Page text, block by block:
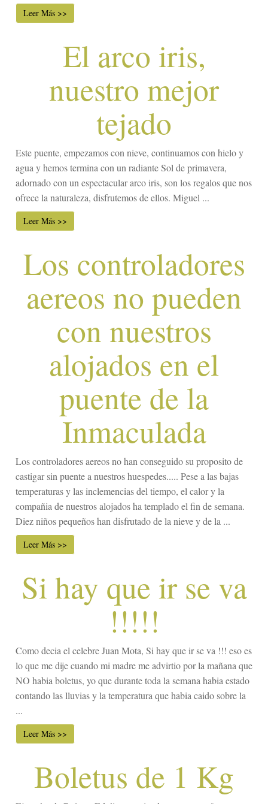
Leer Más >>
El arco iris,
nuestro mejor
tejado
Este puente, empezamos con nieve, continuamos con hielo y
agua y hemos termina con un radiante Sol de primavera,
adornado con un espectacular arco iris, son los regalos que nos
ofrece la naturaleza, disfrutemos de ellos. Miguel ...
Leer Más >>
Los controladores
aereos no pueden
con nuestros
alojados en el
puente de la
Inmaculada
Los controladores aereos no han conseguido su proposito de
castigar sin puente a nuestros huespedes..... Pese a las bajas
temperaturas y las inclemencias del tiempo, el calor y la
compañia de nuestros alojados ha templado el fin de semana.
Diez niños pequeños han disfrutado de la nieve y de la ...
Leer Más >>
Si hay que ir se va
!!!!!
Como decia el celebre Juan Mota, Si hay que ir se va !!! eso es
lo que me dije cuando mi madre me advirtio por la mañana que
NO habia boletus, yo que durante toda la semana habia estado
contando las lluvias y la temperatura que habia caido sobre la
...
Leer Más >>
Boletus de 1 Kg